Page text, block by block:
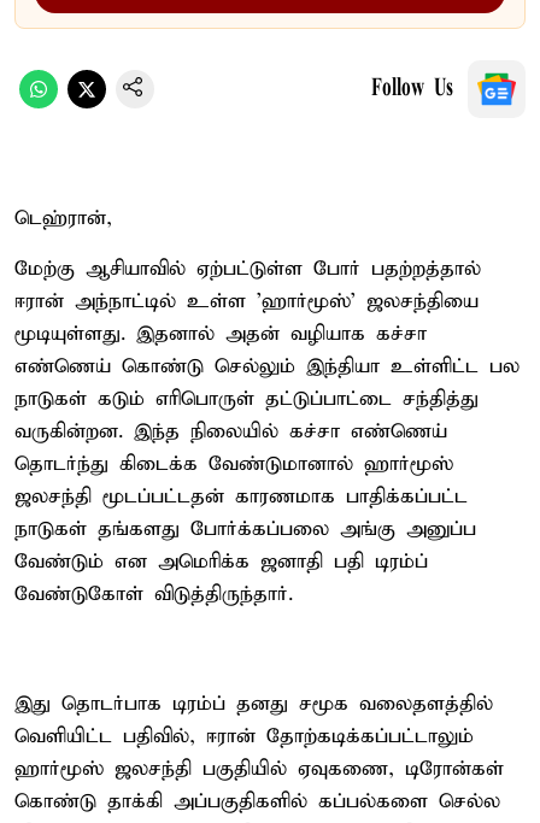
Follow Us
டெஹ்ரான்,
மேற்கு ஆசியாவில் ஏற்பட்டுள்ள போர் பதற்றத்தால்
ஈரான் அந்நாட்டில் உள்ள 'ஹார்மூஸ்' ஜலசந்தியை
மூடியுள்ளது. இதனால் அதன் வழியாக கச்சா
எண்ணெய் கொண்டு செல்லும் இந்தியா உள்ளிட்ட பல
நாடுகள் கடும் எரிபொருள் தட்டுப்பாட்டை சந்தித்து
வருகின்றன. இந்த நிலையில் கச்சா எண்ணெய்
தொடர்ந்து கிடைக்க வேண்டுமானால் ஹார்மூஸ்
ஜலசந்தி மூடப்பட்டதன் காரணமாக பாதிக்கப்பட்ட
நாடுகள் தங்களது போர்க்கப்பலை அங்கு அனுப்ப
வேண்டும் என அமெரிக்க ஜனாதி பதி டிரம்ப்
வேண்டுகோள் விடுத்திருந்தார்.
இது தொடர்பாக டிரம்ப் தனது சமூக வலைதளத்தில்
வெளியிட்ட பதிவில், ஈரான் தோற்கடிக்கப்பட்டாலும்
ஹார்மூஸ் ஜலசந்தி பகுதியில் ஏவுகணை, டிரோன்கள்
கொண்டு தாக்கி அப்பகுதிகளில் கப்பல்களை செல்ல